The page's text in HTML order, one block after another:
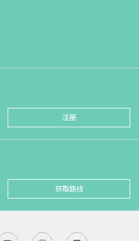
注册
获取路线